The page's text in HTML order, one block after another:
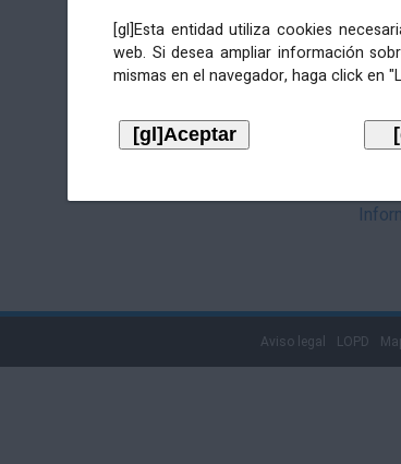
[gl]Esta entidad utiliza cookies
web. Si desea ampliar información
mismas en el navegador, haga click en
Aviso legal LOPD